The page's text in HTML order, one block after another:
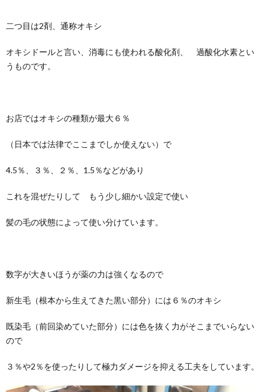
二つ目は2剤、通称オキシ
オキシドールと言い、消毒にも使われる酸化剤、 過酸化水素とい
うものです。
お店ではオキシの種類が最大６％
（日本では法律でここまでしか使えない）で
4.5％、３％、２％、1.5％などがあり
これを混ぜたりして もう少し細かい設定で使い
髪の毛の状態によって使い分けています。
数字が大きいほうが薬の力は強くなるので
新生毛（根本から生えてきた黒い部分）には６％のオキシ
既染毛（前回染めていた部分）には色を抜く力がそこまでいらない
ので
３％や2％を使ったりして極力ダメージを抑える工夫をしています。